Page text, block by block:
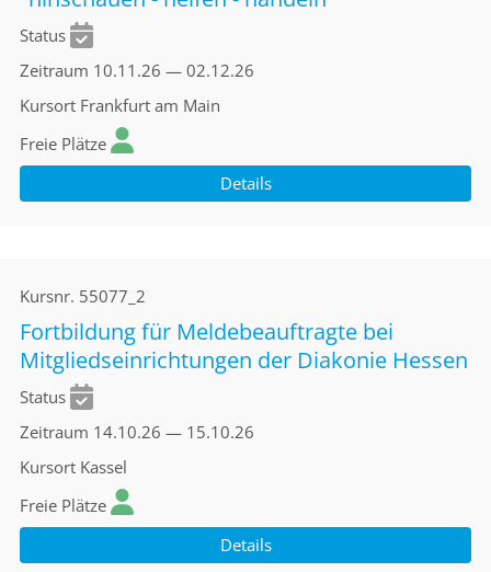
Status
Zeitraum 10.11.26 — 02.12.26
Kursort Frankfurt am Main
Freie Plätze
Details
Kursnr. 55077_2
Fortbildung für Meldebeauftragte bei
Mitgliedseinrichtungen der Diakonie Hessen
Status
Zeitraum 14.10.26 — 15.10.26
Kursort Kassel
Freie Plätze
Details